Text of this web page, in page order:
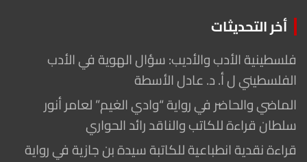
أخر التحديثات
فلسطينية الأدب والأديب: سؤال الهوية في الأدب
الفلسطيني ل أ. د. عادل الأسطة
الماضي والحاضر في رواية “وادي الغيم” لعامر أنور
سلطان قراءة للكاتب والناقد رائد الحواري
قراءة نقدية انطباعية للكاتبة سيدة بن جازية في رواية